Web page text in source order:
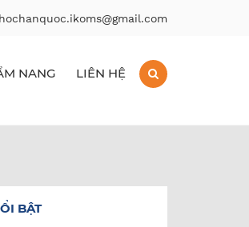
NANG LIÊN HỆ
BẬT